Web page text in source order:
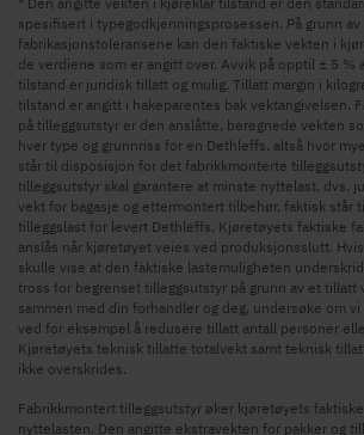
spesifisert i typegodkjenningsprosessen. På grunn av
fabrikasjonstoleransene kan den faktiske vekten i
de verdiene som er angitt over. Avvik på opptil ± 5 %
tilstand er juridisk tillatt og mulig. Tillatt margin i
tilstand er angitt i hakeparentes bak vektangivelsen.
på tilleggsutstyr er den anslåtte, beregnede vekten
hver type og grunnriss for en Dethleffs, altså hvor
står til disposisjon for det fabrikkmonterte
tilleggsutstyr skal garantere at minste nyttelast, dvs.
vekt for bagasje og ettermontert tilbehør, faktisk står
tilleggslast for levert Dethleffs. Kjøretøyets faktiske
anslås når kjøretøyet veies ved produksjonsslutt.
skulle vise at den faktiske lastemuligheten
tross for begrenset tilleggsutstyr på grunn av et tillatt
sammen med din forhandler og deg, undersøke om
ved for eksempel å redusere tillatt antall personer
Kjøretøyets teknisk tillatte totalvekt samt teknisk
ikke overskrides.
Fabrikkmontert tilleggsutstyr øker kjøretøyets
nyttelasten. Den angitte ekstravekten for pakker og